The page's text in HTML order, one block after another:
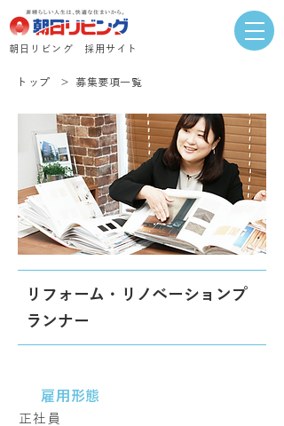
​朝日リビング 採用サイト
トップ ＞ 募集要項一覧
リフォーム・リノベーションプ
ランナー
雇用形態
正社員